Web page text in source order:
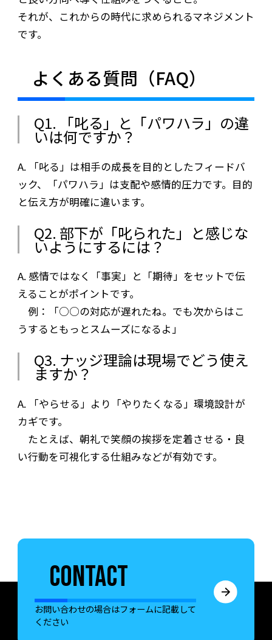
それが、これからの時代に求められるマネジメント
です。
よくある質問（FAQ）
Q1. 「叱る」と「パワハラ」の違
いは何ですか？
A. 「叱る」は相手の成長を目的としたフィードバ
ック、「パワハラ」は支配や感情的圧力です。目的
と伝え方が明確に違います。
Q2. 部下が「叱られた」と感じな
いようにするには？
A. 感情ではなく「事実」と「期待」をセットで伝
えることがポイントです。
例：「○○の対応が遅れたね。でも次からはこ
うするともっとスムーズになるよ」
Q3. ナッジ理論は現場でどう使え
ますか？
A. 「やらせる」より「やりたくなる」環境設計が
カギです。
たとえば、朝礼で笑顔の挨拶を定着させる・良
い行動を可視化する仕組みなどが有効です。
CONTACT
お問い合わせの場合はフォームに記載して
ください